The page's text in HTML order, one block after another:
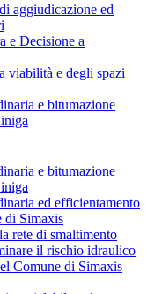
aggiudicazione ed
e Decisione a
viabilità e degli spazi
e bitumazione
e bitumazione
ed efficientamento
di Simaxis
rete di smaltimento
il rischio idraulico
Comune di Simaxis